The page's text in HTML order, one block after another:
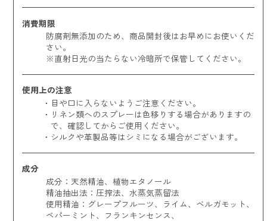
消費期限
防腐剤無添加のため、商品開封後はお早めにお使いくだ
さい。
※直射日光の当たらない冷暗所で保管してください。
使用上の注意
目や口に入らないようご注意ください。
リネン類へのスプレーは色移りする場合がありますの
で、確認してからご使用ください。
シルクや革製品等はシミになる場合がございます。
成分
成分：天然精油、植物エタノール
精油抽出法：圧搾法、水蒸気蒸留法
使用精油： グレープフルーツ、ライム、ベルガモット、
ペパーミント、フランキンセンス、